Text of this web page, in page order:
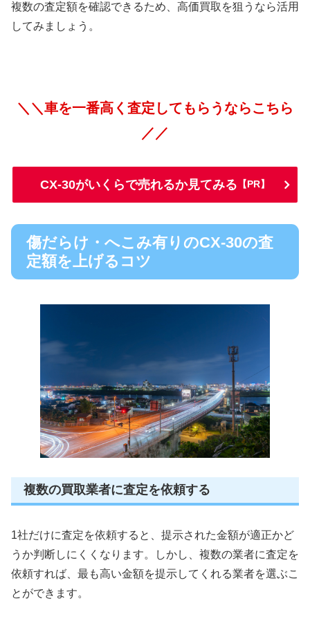
複数の査定額を確認できるため、高価買取を狙うなら活用
してみましょう。
＼＼車を一番高く査定してもらうならこちら
／／
CX-30がいくらで売れるか見てみる 【PR】
傷だらけ・へこみ有りのCX-30の査
定額を上げるコツ
複数の買取業者に査定を依頼する
1社だけに査定を依頼すると、提示された金額が適正かど
うか判断しにくくなります。しかし、複数の業者に査定を
依頼すれば、最も高い金額を提示してくれる業者を選ぶこ
とができます。